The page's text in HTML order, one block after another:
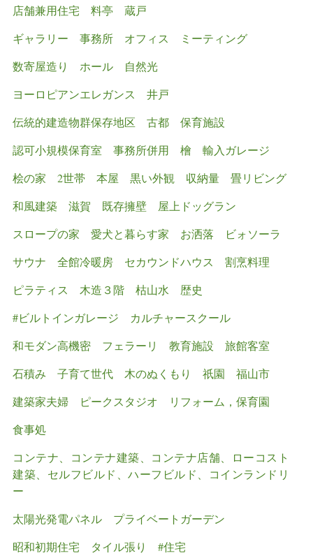
店舗兼用住宅
料亭
蔵戸
ギャラリー 事務所 オフィス ミーティング
数寄屋造り
ホール
自然光
ヨーロピアンエレガンス
井戸
伝統的建造物群保存地区
古都
保育施設
認可小規模保育室
事務所併用 檜
輸入ガレージ
桧の家
2世帯 本屋 黒い外観 収納量
畳リビング
和風建築
滋賀 既存擁壁
屋上ドッグラン
スロープの家
愛犬と暮らす家 お洒落
ビォソーラ
サウナ
全館冷暖房 セカウンドハウス
割烹料理
ピラティス
木造３階 枯山水
歴史
#ビルトインガレージ
カルチャースクール
和モダン高機密
フェラーリ 教育施設
旅館客室
石積み
子育て世代 木のぬくもり 祇園
福山市
建築家夫婦
ピークスタジオ
リフォーム，保育園
食事処
コンテナ、コンテナ建築、コンテナ店舗、ローコスト
建築、セルフビルド、ハーフビルド、コインランドリ
ー
太陽光発電パネル
プライベートガーデン
昭和初期住宅
タイル張り
#住宅